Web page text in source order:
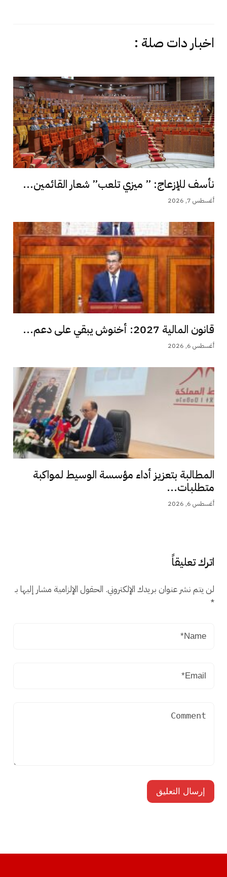
اخبار دات صلة :
نأسف للإزعاج: ” ميزي تلعب” شعار القائمين...
أغسطس 7, 2026
قانون المالية 2027: أخنوش يبقي على دعم...
أغسطس 6, 2026
المطالبة بتعزيز أداء مؤسسة الوسيط لمواكبة
متطلبات...
أغسطس 6, 2026
اترك تعليقاً
لن يتم نشر عنوان بريدك الإلكتروني. الحقول الإلزامية مشار إليها بـ
*